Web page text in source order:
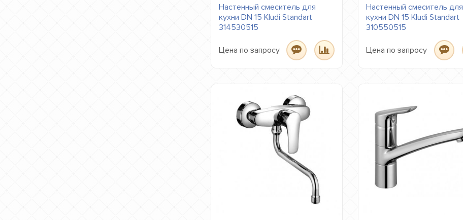
Настенный смеситель для
кухни DN 15 Kludi Standart
314530515
Цена по запросу
Настенный смеситель для
кухни DN 15 Kludi Standart
310550515
Цена по запросу